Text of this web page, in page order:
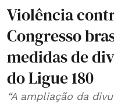
Violência
Congresso
medidas de
do Ligue 180
“A ampliação da